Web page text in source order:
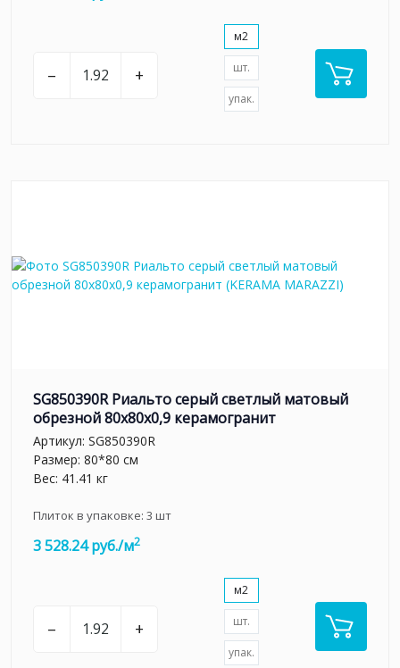
– +
м2
шт.
упак.
SG850390R Риальто серый светлый матовый
обрезной 80x80x0,9 керамогранит
Артикул: SG850390R
Размер: 80*80 см
Вес: 41.41 кг
Плиток в упаковке: 3 шт
3 528.24 руб./м2
– +
м2
шт.
упак.